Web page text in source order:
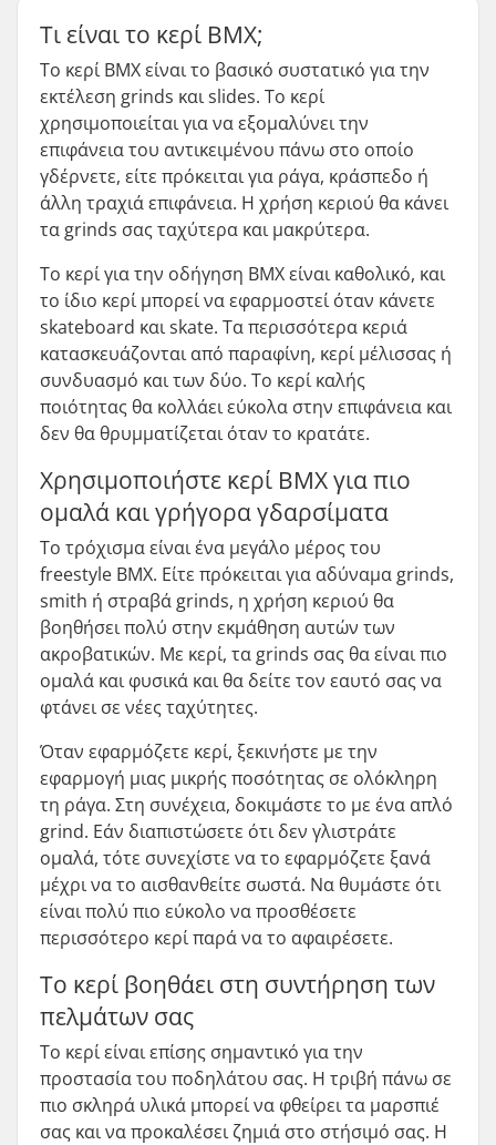
Τι είναι το κερί BMX;
Το κερί BMX είναι το βασικό συστατικό για την
εκτέλεση grinds και slides. Το κερί
χρησιμοποιείται για να εξομαλύνει την
επιφάνεια του αντικειμένου πάνω στο οποίο
γδέρνετε, είτε πρόκειται για ράγα, κράσπεδο ή
άλλη τραχιά επιφάνεια. Η χρήση κεριού θα κάνει
τα grinds σας ταχύτερα και μακρύτερα.
Το κερί για την οδήγηση BMX είναι καθολικό, και
το ίδιο κερί μπορεί να εφαρμοστεί όταν κάνετε
skateboard και skate. Τα περισσότερα κεριά
κατασκευάζονται από παραφίνη, κερί μέλισσας ή
συνδυασμό και των δύο. Το κερί καλής
ποιότητας θα κολλάει εύκολα στην επιφάνεια και
δεν θα θρυμματίζεται όταν το κρατάτε.
Χρησιμοποιήστε κερί BMX για πιο
ομαλά και γρήγορα γδαρσίματα
Το τρόχισμα είναι ένα μεγάλο μέρος του
freestyle BMX. Είτε πρόκειται για αδύναμα grinds,
smith ή στραβά grinds, η χρήση κεριού θα
βοηθήσει πολύ στην εκμάθηση αυτών των
ακροβατικών. Με κερί, τα grinds σας θα είναι πιο
ομαλά και φυσικά και θα δείτε τον εαυτό σας να
φτάνει σε νέες ταχύτητες.
Όταν εφαρμόζετε κερί, ξεκινήστε με την
εφαρμογή μιας μικρής ποσότητας σε ολόκληρη
τη ράγα. Στη συνέχεια, δοκιμάστε το με ένα απλό
grind. Εάν διαπιστώσετε ότι δεν γλιστράτε
ομαλά, τότε συνεχίστε να το εφαρμόζετε ξανά
μέχρι να το αισθανθείτε σωστά. Να θυμάστε ότι
είναι πολύ πιο εύκολο να προσθέσετε
περισσότερο κερί παρά να το αφαιρέσετε.
Το κερί βοηθάει στη συντήρηση των
πελμάτων σας
Το κερί είναι επίσης σημαντικό για την
προστασία του ποδηλάτου σας. Η τριβή πάνω σε
πιο σκληρά υλικά μπορεί να φθείρει τα μαρσπιέ
σας και να προκαλέσει ζημιά στο στήσιμό σας. Η